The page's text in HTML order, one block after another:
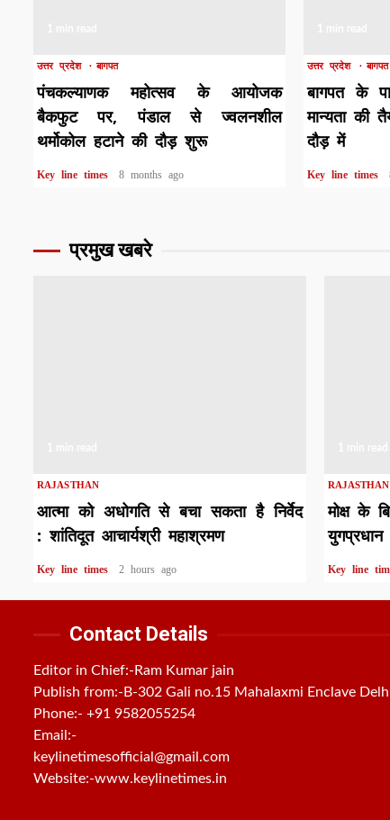
उत्तर प्रदेश बागपत
पंचकल्याणक महोत्सव के आयोजक
बैकफुट पर, पंडाल से ज्वलनशील
थर्मोकोल हटाने की दौड़ शुरू
Key line times 8 months ago
उत्तर प्रदेश बागपत
बागपत के
मान्यता की
दौड़ में
Key line times
प्रमुख खबरे
RAJASTHAN
आत्मा को अधोगति से बचा सकता है निर्वेद
: शांतिदूत आचार्यश्री महाश्रमण
Key line times 2 hours ago
RAJASTHAN
मोक्ष के
युगप्रधान
Key line
Contact Details
Editor in Chief:-Ram Kumar jain
Publish from:- B-302 Gali no.15 Mahalaxmi Enclave
Phone:- +91 9582055254
Email:-
keylinetimesofficial@gmail.com
Website:-www.keylinetimes.in